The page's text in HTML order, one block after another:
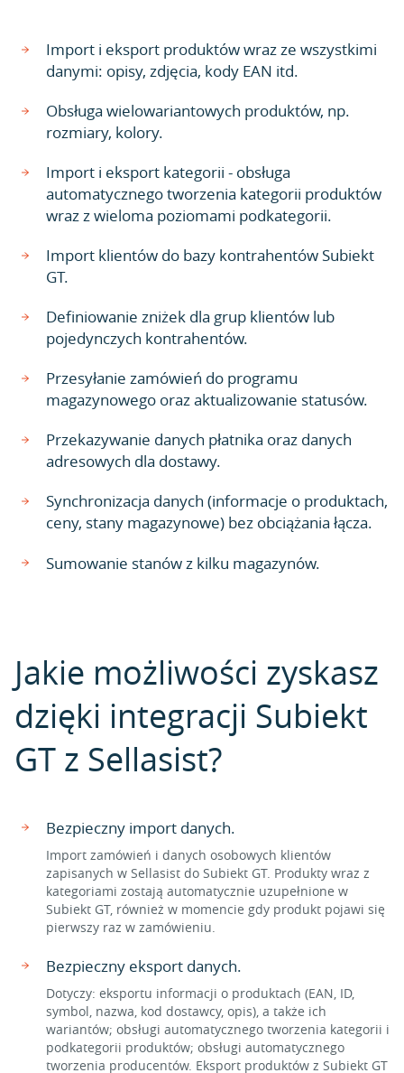
Import i eksport produktów wraz ze wszystkimi
danymi: opisy, zdjęcia, kody EAN itd.
Obsługa wielowariantowych produktów, np.
rozmiary, kolory.
Import i eksport kategorii - obsługa
automatycznego tworzenia kategorii produktów
wraz z wieloma poziomami podkategorii.
Import klientów do bazy kontrahentów Subiekt
GT.
Definiowanie zniżek dla grup klientów lub
pojedynczych kontrahentów.
Przesyłanie zamówień do programu
magazynowego oraz aktualizowanie statusów.
Przekazywanie danych płatnika oraz danych
adresowych dla dostawy.
Synchronizacja danych (informacje o produktach,
ceny, stany magazynowe) bez obciążania łącza.
Sumowanie stanów z kilku magazynów.
Jakie możliwości zyskasz
dzięki integracji Subiekt
GT z Sellasist?
Bezpieczny import danych.
Import zamówień i danych osobowych klientów
zapisanych w Sellasist do Subiekt GT. Produkty wraz z
kategoriami zostają automatycznie uzupełnione w
Subiekt GT, również w momencie gdy produkt pojawi się
pierwszy raz w zamówieniu.
Bezpieczny eksport danych.
Dotyczy: eksportu informacji o produktach (EAN, ID,
symbol, nazwa, kod dostawcy, opis), a także ich
wariantów; obsługi automatycznego tworzenia kategorii i
podkategorii produktów; obsługi automatycznego
tworzenia producentów. Eksport produktów z Subiekt GT